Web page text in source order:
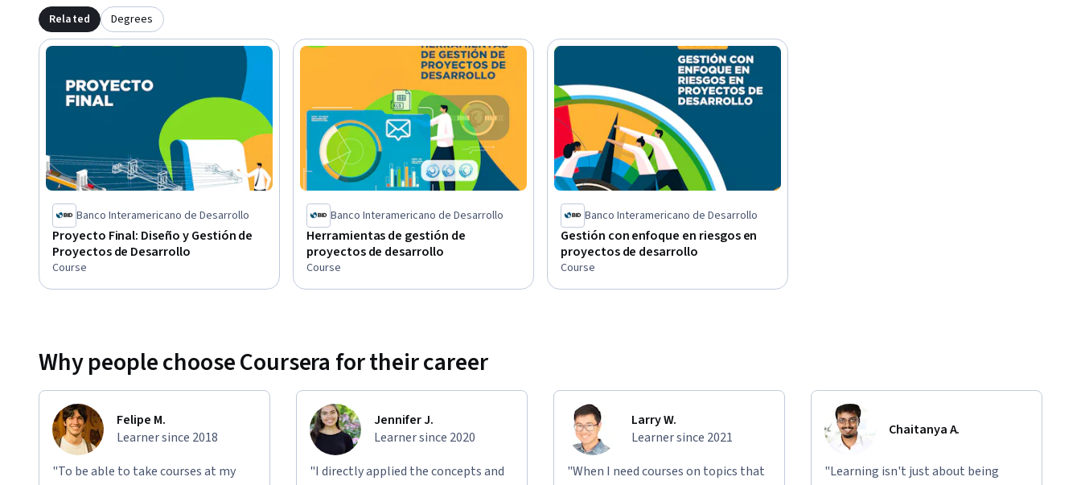
Related Degrees
Banco Interamericano de Desarrollo
Proyecto Final: Diseño y Gestión de
Proyectos de Desarrollo
Course
Banco Interamericano de Desarrollo
Herramientas de gestión de
proyectos de desarrollo
Course
Banco Interamericano de Desarrollo
Gestión con enfoque en riesgos en
proyectos de desarrollo
Course
Why people choose Coursera for their career
Felipe M.
Learner since 2018
"To be able to take courses at my
Jennifer J.
Learner since 2020
"I directly applied the concepts and
Larry W.
Learner since 2021
"When I need courses on topics that
Chaitanya A.
"Learning isn't just about being